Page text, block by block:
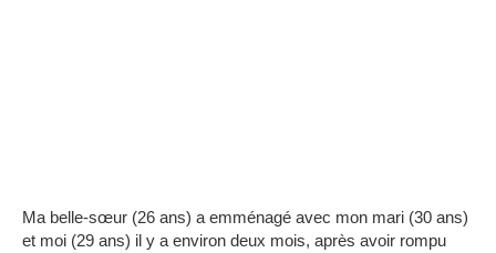
Ma belle-sœur (26 ans) a emménagé avec mon mari (30 ans)
et moi (29 ans) il y a environ deux mois, après avoir rompu